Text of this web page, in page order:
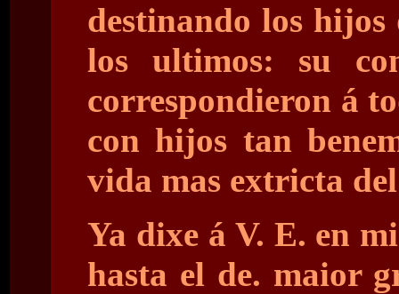
destinando los
los ultimos: su
correspondieron á
con hijos tan
vida mas extricta
Ya dixe á V. E. en
hasta el de. maior